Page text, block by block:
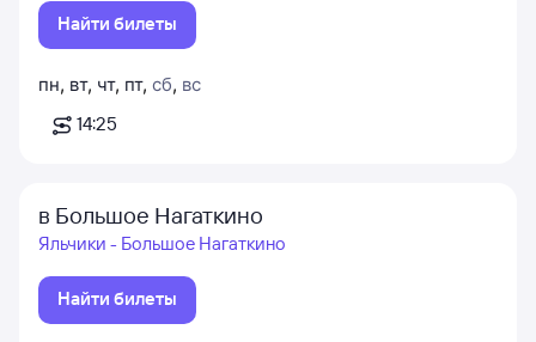
Найти билеты
пн, вт, чт, пт, сб, вс
14:25
в Большое Нагаткино
Яльчики - Большое Нагаткино
Найти билеты